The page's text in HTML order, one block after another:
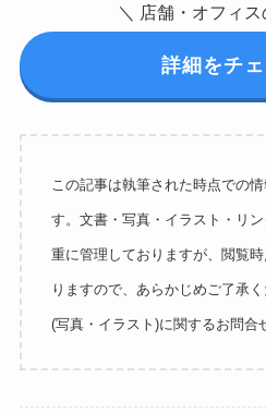
＼ 店舗・オフィ
詳細をチェ
この記事は執筆された時点での
す。文書・写真・イラスト・リ
重に管理しておりますが、閲覧
りますので、あらかじめご了承
(写真・イラスト)に関するお問合